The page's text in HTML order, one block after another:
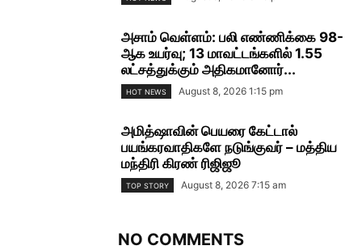
அசாம் வெள்ளம்: பலி எண்ணிக்கை 98-
ஆக உயர்வு; 13 மாவட்டங்களில் 1.55
லட்சத்துக்கும் அதிகமானோர்...
HOT NEWS August 8, 2026 1:15 pm
அமித்ஷாவின் பெயரை கேட்டால்
பயங்கரவாதிகளே நடுங்குவர் – மத்திய
மந்திரி கிரண் ரிஜிஜூ
TOP STORY August 8, 2026 7:15 am
NO COMMENTS